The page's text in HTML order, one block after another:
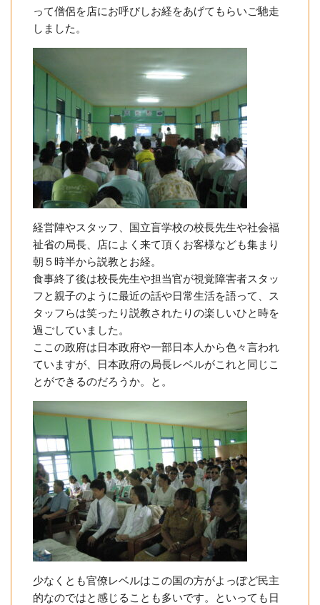
って僧侶を店にお呼びしお経をあげてもらいご馳走
しました。
経営陣やスタッフ、国立盲学校の校長先生や社会福
祉省の局長、店によく来て頂くお客様なども集まり
朝５時半から説教とお経。
食事終了後は校長先生や担当官が視覚障害者スタッ
フと親子のように最近の話や日常生活を語って、ス
タッフらは笑ったり説教されたりの楽しいひと時を
過ごしていました。
ここの政府は日本政府や一部日本人から色々言われ
ていますが、日本政府の局長レベルがこれと同じこ
とができるのだろうか。と。
少なくとも官僚レベルはこの国の方がよっぽど民主
的なのではと感じることも多いです。といっても日